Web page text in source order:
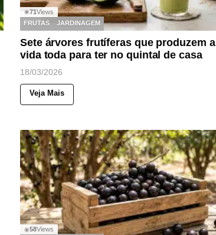
◉71Views
FRUTAS
JARDINAGEM
Sete árvores frutíferas que produzem a
vida toda para ter no quintal de casa
18/03/2026
Veja Mais
◉58Views